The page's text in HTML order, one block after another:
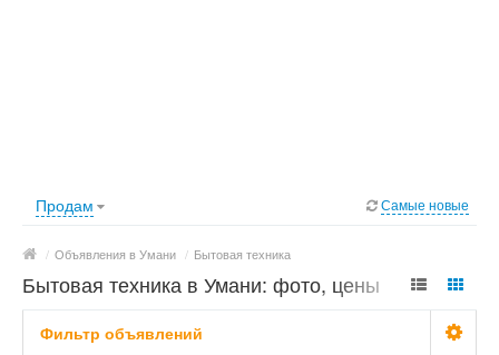
Продам Самые новые
/ Объявления в Умани / Бытовая техника
Бытовая техника в Умани: фото, цены
Фильтр объявлений